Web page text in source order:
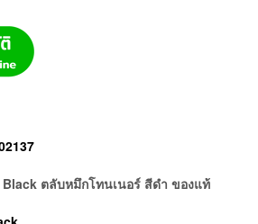
ตลับหมึกโทนเนอร์ สีดำ ของแท้